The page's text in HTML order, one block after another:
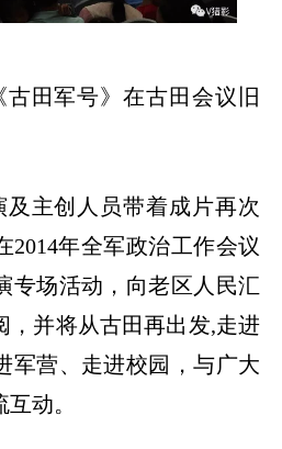
古田军号》在古田会议旧
主创人员带着成片再次
2014年全军政治工作会议
专场活动，向老区人民汇
，并将从古田再出发,走进
军营、走进校园，与广大
动。